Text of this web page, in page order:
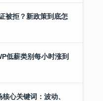
被拒？新政策到底怎
低薪类别每小时涨到
心关键词：波动、